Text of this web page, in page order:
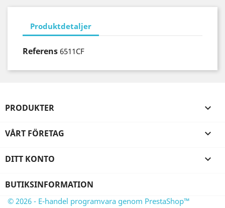
Produktdetaljer
Referens 6511CF
PRODUKTER 
VÅRT FÖRETAG 
DITT KONTO 
BUTIKSINFORMATION
© 2026 - E-handel programvara genom PrestaShop™